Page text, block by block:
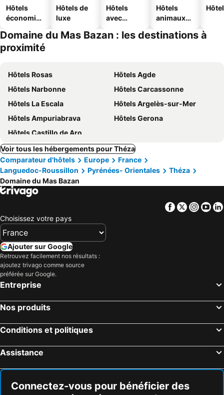
Hôtels
économiq
Hôtels de
luxe
Hôtels
avec
Hôtels
animaux
Domaine du Mas Bazan : les destinations à
proximité
Hôtels Rosas
Hôtels Agde
Hôtels Narbonne
Hôtels Carcassonne
Hôtels La Escala
Hôtels Argelès-sur-Mer
Hôtels Ampuriabrava
Hôtels Gerona
Hôtels Castillo de Aro
Voir tous les hébergements pour Théza
Comparateur d'hôtels
Europe
France
Languedoc-Roussillon
Pyrénées- Orientales
Théza
Domaine du Mas Bazan
Facebook
Twitter
Choisissez votre pays
Ajouter sur Google
Retrouvez facilement nos résultats :
ajoutez trivago comme source
préférée sur Google.
Entreprise
Nos produits
Conditions et politiques
Assistance
Connectez-vous pour bénéficier des